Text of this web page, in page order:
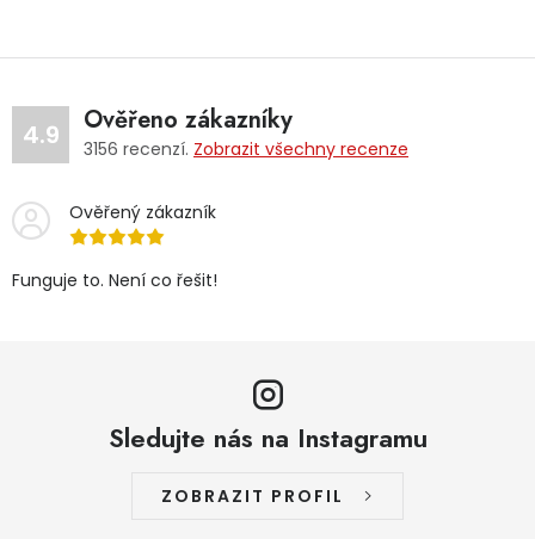
4.9 Ověřeno zákazníky
3156 recenzí. Zobrazit všechny recenze
Ověřený zákazník
Funguje to. Není co řešit!
Sledujte nás na Instagramu
ZOBRAZIT PROFIL